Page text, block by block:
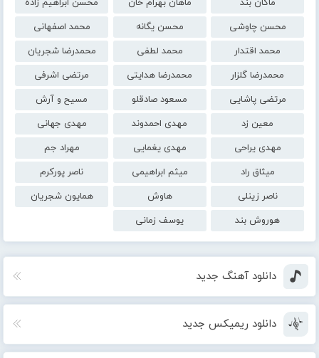
ماکان بند
ماهان بهرام خان
محسن ابراهیم زاده
محسن چاوشی
محسن یگانه
محمد اصفهانی
محمد اقتدار
محمد لطفی
محمدرضا شجریان
محمدرضا گلزار
محمدرضا هدایتی
مرتضی اشرفی
مرتضی پاشایی
مسعود صادقلو
مسیح و آرش
معین زد
مهدی احمدوند
مهدی جهانی
مهدی یراحی
مهدی یغمایی
مهراد جم
میثاق راد
میثم ابراهیمی
ناصر پورکرم
ناصر زینلی
هاوش
همایون شجریان
هوروش بند
یوسف زمانی
دانلود آهنگ جدید
دانلود ریمیکس جدید